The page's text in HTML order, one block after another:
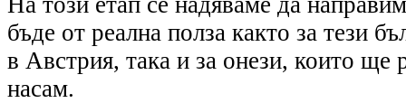
бъде от реална полза както за тези
в Австрия, така и за онези, които ще
насам.